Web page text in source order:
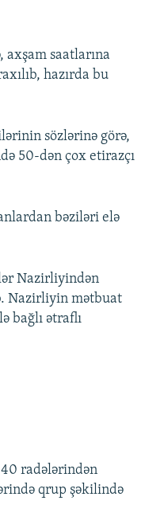
saatlarına
hazırda bu
sözlərinə görə,
50-dən çox etirazçı
bəziləri elə
Nazirliyindən
Nazirliyin mətbuat
bağlı ətraflı
radələrindən
qrup şəkilində